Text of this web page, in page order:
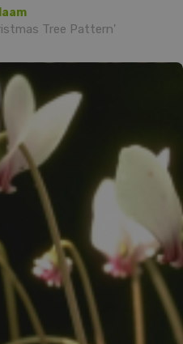
Tree Pattern'